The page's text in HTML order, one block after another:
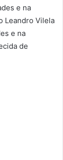
e na
Leandro Vilela
e na
de